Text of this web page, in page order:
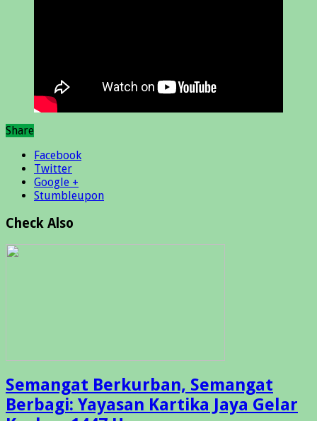
Share
Facebook
Twitter
Google +
Stumbleupon
Check Also
Semangat Berkurban, Semangat
Berbagi: Yayasan Kartika Jaya Gelar